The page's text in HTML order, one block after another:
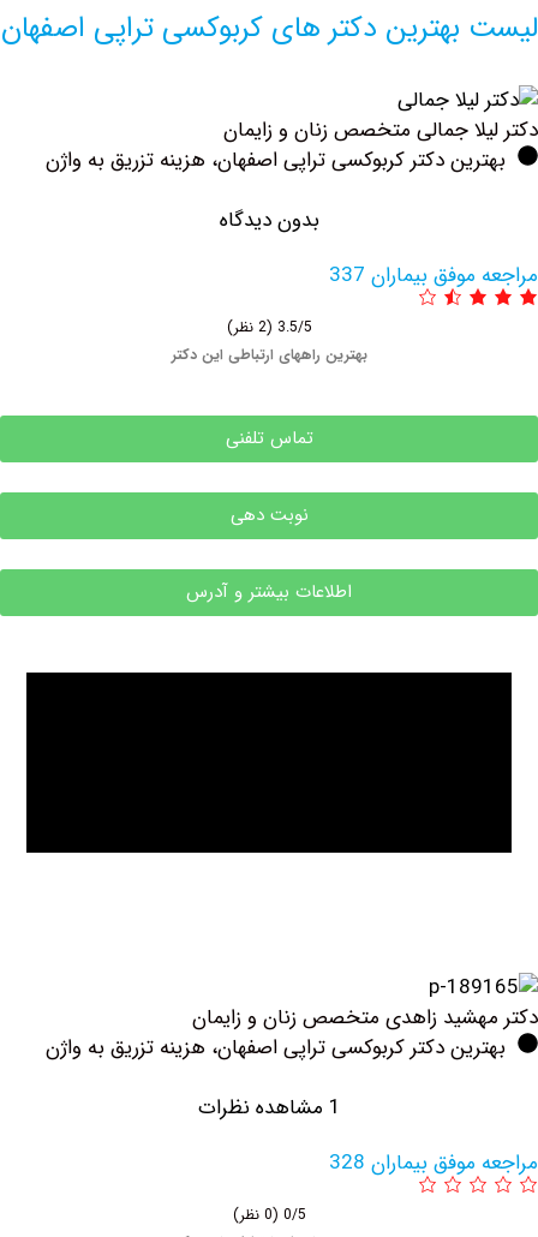
دکتر های کربوکسی تراپی اصفهان
جمالی متخصص زنان و زایمان
دکتر کربوکسی تراپی اصفهان، هزینه تزریق به واژن
بدون دیدگاه
بیماران 337
بهترین راههای ارتباطی این دکتر
تماس تلفنی
نوبت دهی
اطلاعات بیشتر و آدرس
زاهدی متخصص زنان و زایمان
دکتر کربوکسی تراپی اصفهان، هزینه تزریق به واژن
بیماران 328